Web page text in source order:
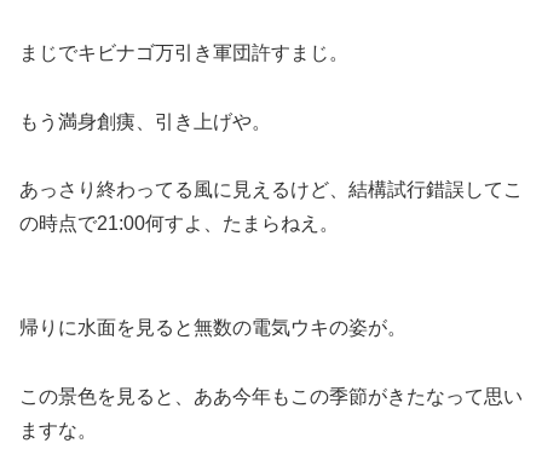
まじでキビナゴ万引き軍団許すまじ。
もう満身創痍、引き上げや。
あっさり終わってる風に見えるけど、結構試行錯誤してこ
の時点で21:00何すよ、たまらねえ。
帰りに水面を見ると無数の電気ウキの姿が。
この景色を見ると、ああ今年もこの季節がきたなって思い
ますな。